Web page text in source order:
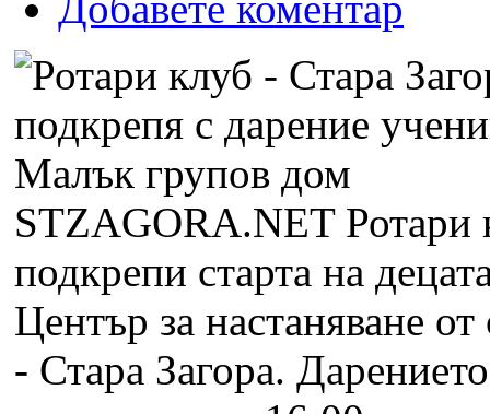
STZAGORA.NET Ротари
подкрепи старта на
Център за настаняване
- Стара Загора.